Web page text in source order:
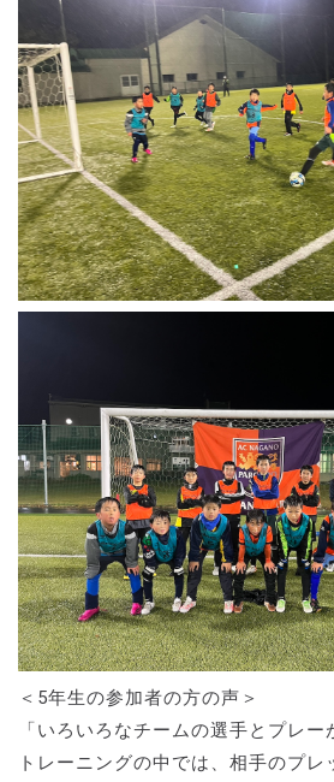
＜5年生の参加者の方の声＞
「いろいろなチームの選手とプレー
トレーニングの中では、相手のプ